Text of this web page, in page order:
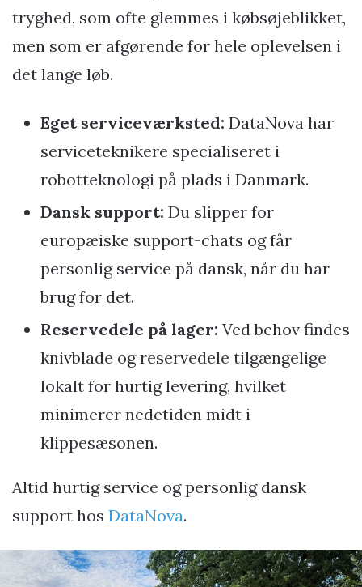
tryghed, som ofte glemmes i købsøjeblikket,
men som er afgørende for hele oplevelsen i
det lange løb.
Eget serviceværksted: DataNova har
serviceteknikere specialiseret i
robotteknologi på plads i Danmark.
Dansk support: Du slipper for
europæiske support-chats og får
personlig service på dansk, når du har
brug for det.
Reservedele på lager: Ved behov findes
knivblade og reservedele tilgængelige
lokalt for hurtig levering, hvilket
minimerer nedetiden midt i
klippesæsonen.
Altid hurtig service og personlig dansk
support hos DataNova.